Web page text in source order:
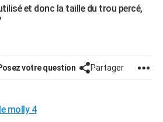
et donc la taille du trou percé,
votre question Partager
molly 4